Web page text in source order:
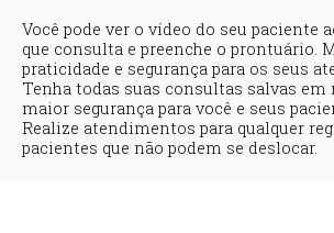
Você pode ver o vídeo do seu paciente
que consulta e preenche o prontuário.
praticidade e segurança para os seus
Tenha todas suas consultas salvas em
maior segurança para você e seus
Realize atendimentos para qualquer
pacientes que não podem se deslocar.